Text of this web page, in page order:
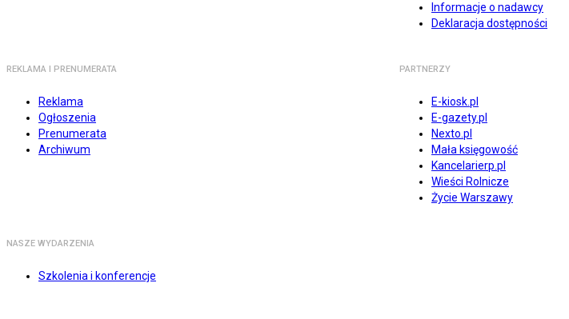
Informacje o nadawcy
Deklaracja dostępności
REKLAMA I PRENUMERATA
Reklama
Ogłoszenia
Prenumerata
Archiwum
PARTNERZY
E-kiosk.pl
E-gazety.pl
Nexto.pl
Mała księgowość
Kancelarierp.pl
Wieści Rolnicze
Życie Warszawy
NASZE WYDARZENIA
Szkolenia i konferencje